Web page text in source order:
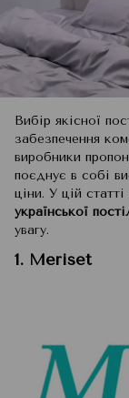
Вибір якісної
забезпечення
виробники
поєднує в собі
ціни. У цій
української
увагу.
1. Meriset